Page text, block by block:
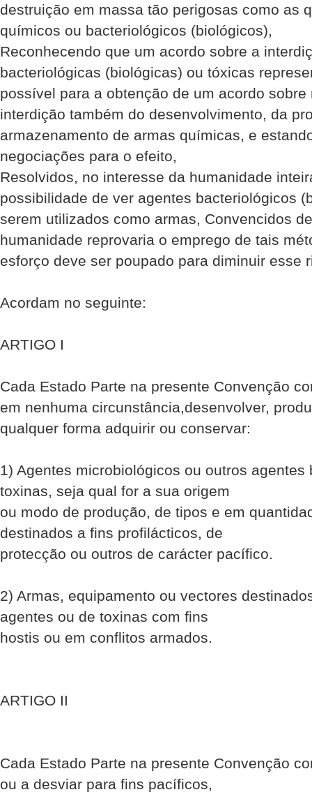
destruição em massa tão perigosas como as
químicos ou bacteriológicos (biológicos),
Reconhecendo que um acordo sobre a
bacteriológicas (biológicas) ou tóxicas
possível para a obtenção de um acordo
interdição também do desenvolvimento, da
armazenamento de armas químicas, e
negociações para o efeito,
Resolvidos, no interesse da humanidade
possibilidade de ver agentes bacteriológicos
serem utilizados como armas, Convencidos
humanidade reprovaria o emprego de tais
esforço deve ser poupado para diminuir esse
Acordam no seguinte:
ARTIGO I
Cada Estado Parte na presente Convenção
em nenhuma circunstância,desenvolver,
qualquer forma adquirir ou conservar:
1) Agentes microbiológicos ou outros
toxinas, seja qual for a sua origem
ou modo de produção, de tipos e em
destinados a fins profilácticos, de
protecção ou outros de carácter pacífico.
2) Armas, equipamento ou vectores
agentes ou de toxinas com fins
hostis ou em conflitos armados.
ARTIGO II
Cada Estado Parte na presente Convenção
ou a desviar para fins pacíficos,